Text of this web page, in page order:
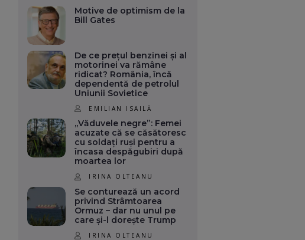
Motive de optimism de la
Bill Gates
De ce prețul benzinei și al
motorinei va rămâne
ridicat? România, încă
dependentă de petrolul
Uniunii Sovietice
EMILIAN ISAILĂ
„Văduvele negre”: Femei
acuzate că se căsătoresc
cu soldați ruși pentru a
încasa despăgubiri după
moartea lor
IRINA OLTEANU
Se conturează un acord
privind Strâmtoarea
Ormuz – dar nu unul pe
care și-l dorește Trump
IRINA OLTEANU